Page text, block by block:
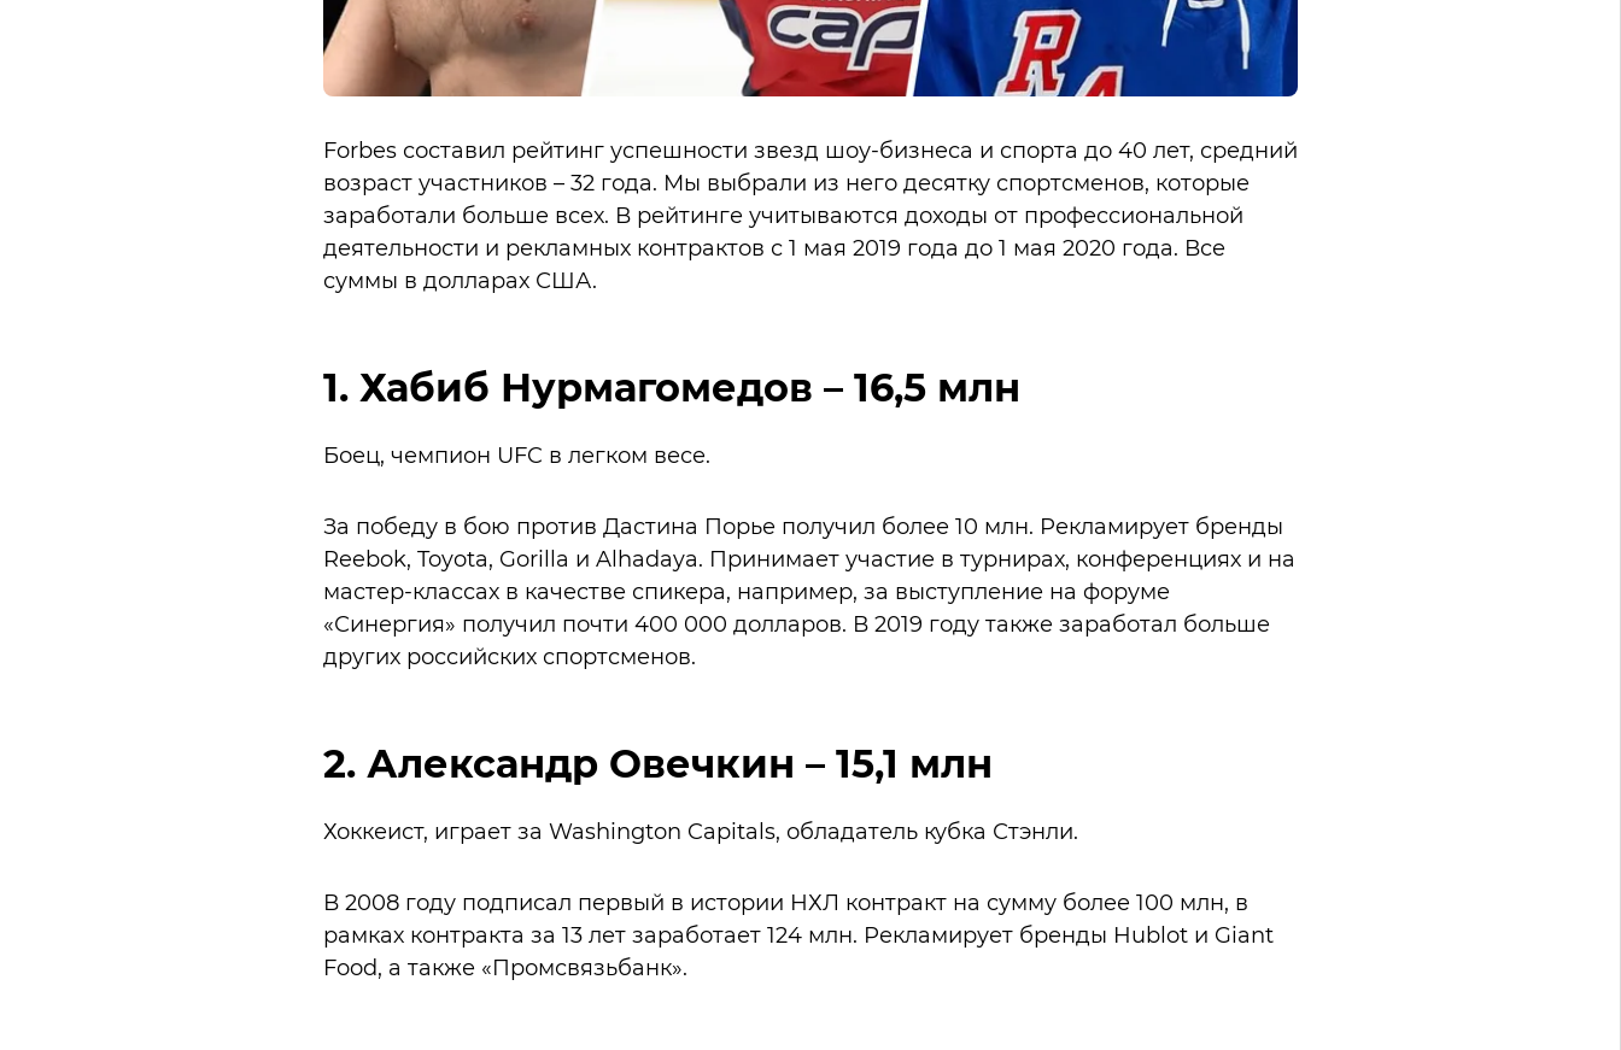
Forbes составил рейтинг успешности звезд шоу-бизнеса и спорта до 40 лет, средний
возраст участников – 32 года. Мы выбрали из него десятку спортсменов, которые
заработали больше всех. В рейтинге учитываются доходы от профессиональной
деятельности и рекламных контрактов с 1 мая 2019 года до 1 мая 2020 года. Все
суммы в долларах США.
1. Хабиб Нурмагомедов – 16,5 млн
Боец, чемпион UFC в легком весе.
За победу в бою против Дастина Порье получил более 10 млн. Рекламирует бренды
Reebok, Toyota, Gorilla и Alhadaya. Принимает участие в турнирах, конференциях и на
мастер-классах в качестве спикера, например, за выступление на форуме
«Синергия» получил почти 400 000 долларов. В 2019 году также заработал больше
других российских спортсменов.
2. Александр Овечкин – 15,1 млн
Хоккеист, играет за Washington Capitals, обладатель кубка Стэнли.
В 2008 году подписал первый в истории НХЛ контракт на сумму более 100 млн, в
рамках контракта за 13 лет заработает 124 млн. Рекламирует бренды Hublot и Giant
Food, а также «Промсвязьбанк».